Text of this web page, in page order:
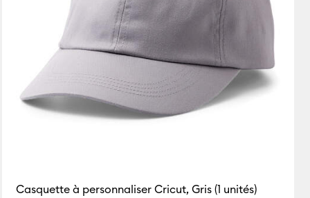
Les plus populaires
Meilleures ventes
Avis des clients
Casquette à personnaliser Cricut, Gris (1 unités)